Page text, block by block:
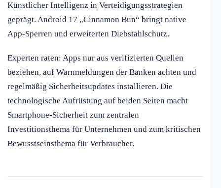
Künstlicher Intelligenz in Verteidigungsstrategien
geprägt. Android 17 „Cinnamon Bun“ bringt native
App-Sperren und erweiterten Diebstahlschutz.
Experten raten: Apps nur aus verifizierten Quellen
beziehen, auf Warnmeldungen der Banken achten und
regelmäßig Sicherheitsupdates installieren. Die
technologische Aufrüstung auf beiden Seiten macht
Smartphone-Sicherheit zum zentralen
Investitionsthema für Unternehmen und zum kritischen
Bewusstseinsthema für Verbraucher.